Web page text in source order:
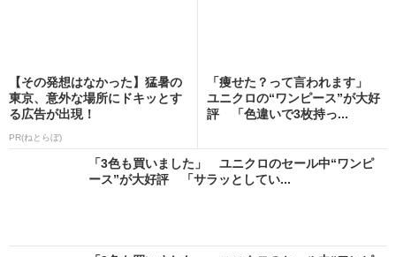
【その発想はなかった】猛暑の
東京、意外な場所にドキッとす
る広告が出現！
PR(ねとらぼ)
「痩せた？って言われます」
ユニクロの“ワンピース”が大好
評 「色違いで3枚持っ...
「3色も買いました」 ユニクロのセール中“ワンピ
ース”が大好評 「サラッとしてい...